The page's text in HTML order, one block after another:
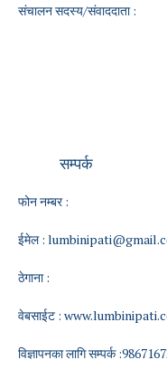
संचालन सदस्य/संवाददाता :
सम्पर्क
फोन नम्बर :
ईमेल :
ठेगाना :
वेबसाईट :
विज्ञापनका लागि सम्पर्क